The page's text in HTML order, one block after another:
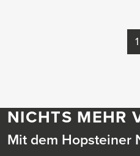
1
NICHTS MEHR
Mit dem Hopsteiner